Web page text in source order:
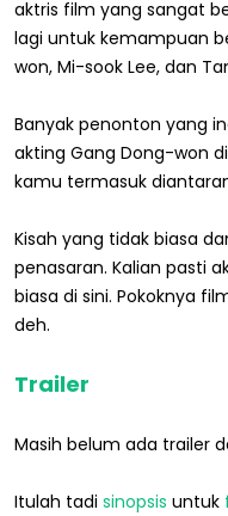
aktris film yang sangat
lagi untuk kemampuan
won, Mi-sook Lee, dan
Banyak penonton yang
akting Gang Dong-won
kamu termasuk
Kisah yang tidak biasa
penasaran. Kalian pasti
biasa di sini. Pokoknya
deh.
Trailer
Masih belum ada trailer
Itulah tadi sinopsis untuk